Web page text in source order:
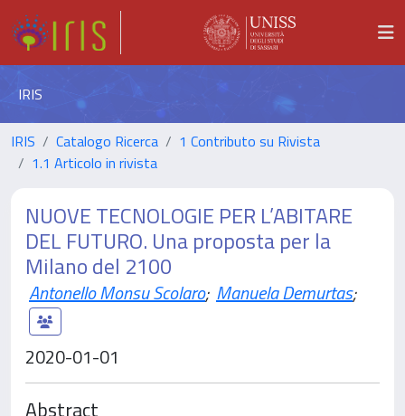
IRIS
IRIS Catalogo Ricerca
1 Contributo su Rivista
1.1 Articolo in rivista
NUOVE TECNOLOGIE PER L’ABITARE
DEL FUTURO. Una proposta per la
Milano del 2100
Antonello Monsu Scolaro; Manuela Demurtas;
2020-01-01
Abstract